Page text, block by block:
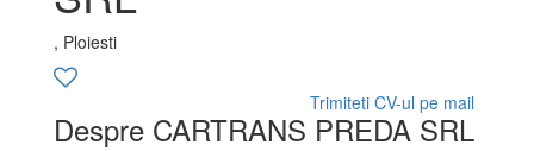
, Ploiesti
Trimiteti CV-ul pe mail
Despre CARTRANS PREDA SRL